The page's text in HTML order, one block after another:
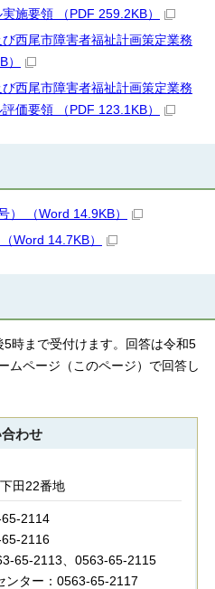
施要領 （PDF 259.2KB）
西尾市障害者福祉計画策定業務
西尾市障害者福祉計画策定業務
価要領 （PDF 123.1KB）
） （Word 14.9KB）
Word 14.7KB）
時まで受付けます。回答は令和5
ムページ（このページ）で回答し
わせ
田22番地
2114
2116
65-2113、0563-65-2115
ンター：0563-65-2117